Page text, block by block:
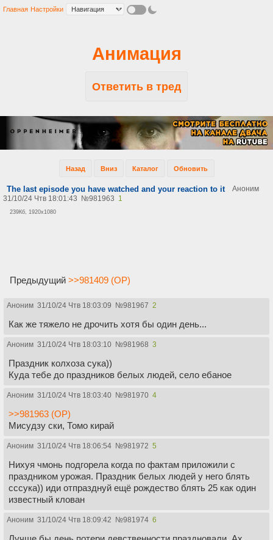
Главная Настройки
Анимация
Ответить в тред
Назад Вниз Каталог Обновить
The last episode you have watched and your reaction to it
Аноним
31/10/24 Чтв 18:01:43
№981963 1
239Кб, 1920x1080
Предыдущий >>981409 (OP)
Аноним 31/10/24 Чтв 18:03:09 №981967 2
Как же тяжело не дрочить хотя бы один день...
Аноним 31/10/24 Чтв 18:03:10 №981968 3
Праздник колхоза сука))
Куда тебе до праздников белых людей, село ебаное
Аноним 31/10/24 Чтв 18:03:40 №981970 4
>>981963 (OP)
Мисудзу ски, Томо кирай
Аноним 31/10/24 Чтв 18:06:54 №981972 5
Нихуя чмонь подгорела когда по фактам приложили с
праздником урожая. Праздник белых людей у него блять
сссука)) иди отпразднуй ещё рождество блять 25 как один
известный клован
Аноним 31/10/24 Чтв 18:09:42 №981974 6